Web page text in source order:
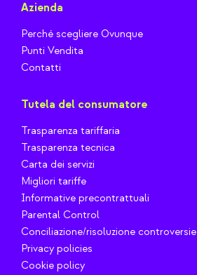
Azienda
Perché scegliere Ovunque
Punti Vendita
Contatti
Tutela del consumatore
Trasparenza tariffaria
Trasparenza tecnica
Carta dei servizi
Migliori tariffe
Informative precontrattuali
Parental Control
Conciliazione/risoluzione controversie
Privacy policies
Cookie policy